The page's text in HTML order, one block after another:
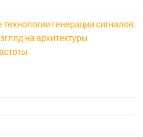
технологии генерации сигналов:
на архитектуры